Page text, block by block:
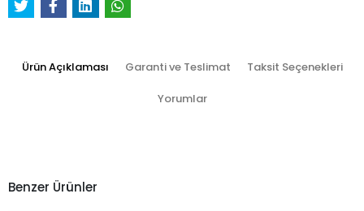
Ürün Açıklaması Garanti ve Teslimat Taksit Seçenekleri
Yorumlar
Benzer Ürünler